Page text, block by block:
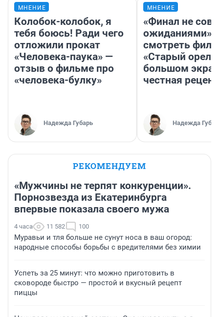
МНЕНИЕ
Колобок-колобок, я
тебя боюсь! Ради чего
отложили прокат
«Человека-паука» —
отзыв о фильме про
«человека-булку»
Надежда Губарь
МНЕНИЕ
«Финал не
ожиданиями»:
смотреть
«Старый орел»
большом
честная
Надежда
РЕКОМЕНДУЕМ
«Мужчины не терпят конкуренции».
Порнозвезда из Екатеринбурга
впервые показала своего мужа
4 часа 11 582 100
Муравьи и тля больше не сунут носа в ваш огород:
народные способы борьбы с вредителями без химии
Успеть за 25 минут: что можно приготовить в
сковороде быстро — простой и вкусный рецепт
пиццы